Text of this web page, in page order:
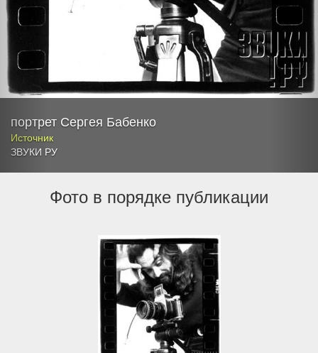
портрет Сергея Бабенко
Источник
ЗВУКИ РУ
Фото в порядке публикации